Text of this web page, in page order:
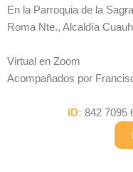
En la Parroquia de la
Roma Nte., Alcaldía
Virtual en Zoom
Acompañados por
ID: 842 7095